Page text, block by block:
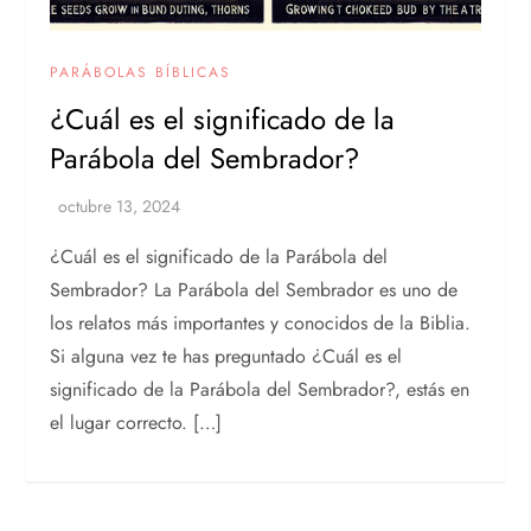
PARÁBOLAS BÍBLICAS
¿Cuál es el significado de la
Parábola del Sembrador?
¿Cuál es el significado de la Parábola del
Sembrador? La Parábola del Sembrador es uno de
los relatos más importantes y conocidos de la Biblia.
Si alguna vez te has preguntado ¿Cuál es el
significado de la Parábola del Sembrador?, estás en
el lugar correcto. […]